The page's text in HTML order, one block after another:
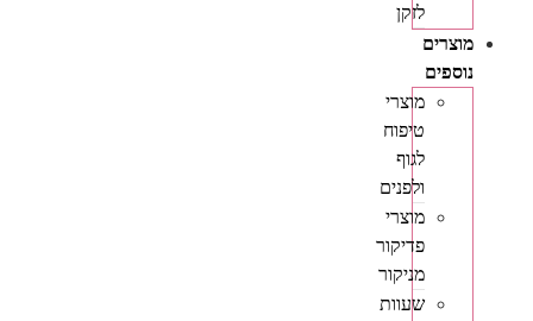
לזקן
מוצרים
נוספים
מוצרי
טיפוח
לגוף
ולפנים
מוצרי
פדיקור
מניקור
שעוות